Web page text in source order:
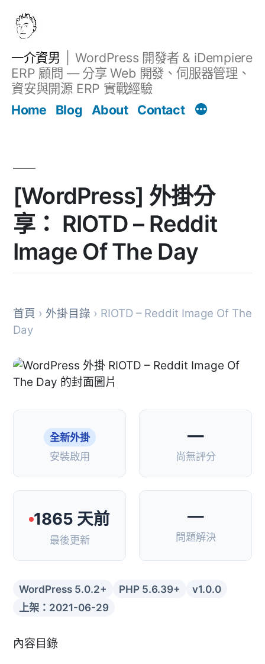
一介資男
WordPress 開發者 & iDempiere
ERP 顧問 — 分享 Web 開發、伺服器管理、
資安與開源 ERP 實戰經驗
Home
Blog About Contact
[WordPress] 外掛分
享： RIOTD – Reddit
Image Of The Day
首頁 › 外掛目錄 › RIOTD – Reddit Image Of The
Day
全新外掛
安裝啟用
—
尚無評分
1865 天前
最後更新
—
問題解決
WordPress 5.0.2+ PHP 5.6.39+
v1.0.0
上架：2021-06-29
內容目錄
文章